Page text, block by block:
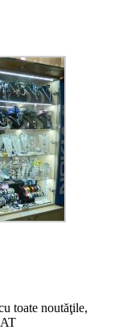
toate noutăţile,